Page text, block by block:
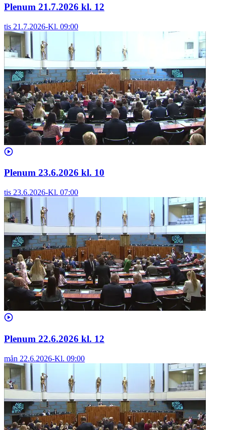
Plenum 21.7.2026 kl. 12
tis 21.7.2026-Kl. 09:00
Plenum 23.6.2026 kl. 10
tis 23.6.2026-Kl. 07:00
Plenum 22.6.2026 kl. 12
mån 22.6.2026-Kl. 09:00